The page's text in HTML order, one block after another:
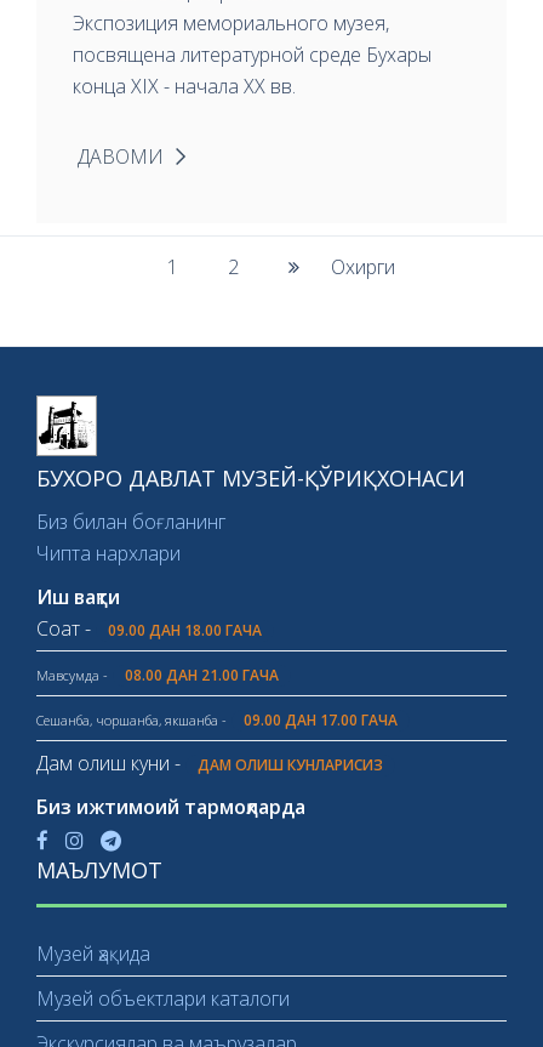
Экспозиция мемориального музея,
посвящена литературной среде Бухары
конца XIX - начала XX вв.
ДАВОМИ
1 2 Охирги
БУХОРО ДАВЛАТ МУЗЕЙ-ҚЎРИҚХОНАСИ
Биз билан боғланинг
Чипта нархлари
Иш вақти
Соат -
09.00 ДАН 18.00 ГАЧА
Мавсумда - 08.00 ДАН 21.00 ГАЧА
Сешанба, чоршанба, якшанба - 09.00 ДАН 17.00 ГАЧА
Дам олиш куни - ДАМ ОЛИШ КУНЛАРИСИЗ
Биз ижтимоий тармоқларда
МАЪЛУМОТ
Музей ҳақида
Музей объектлари каталоги